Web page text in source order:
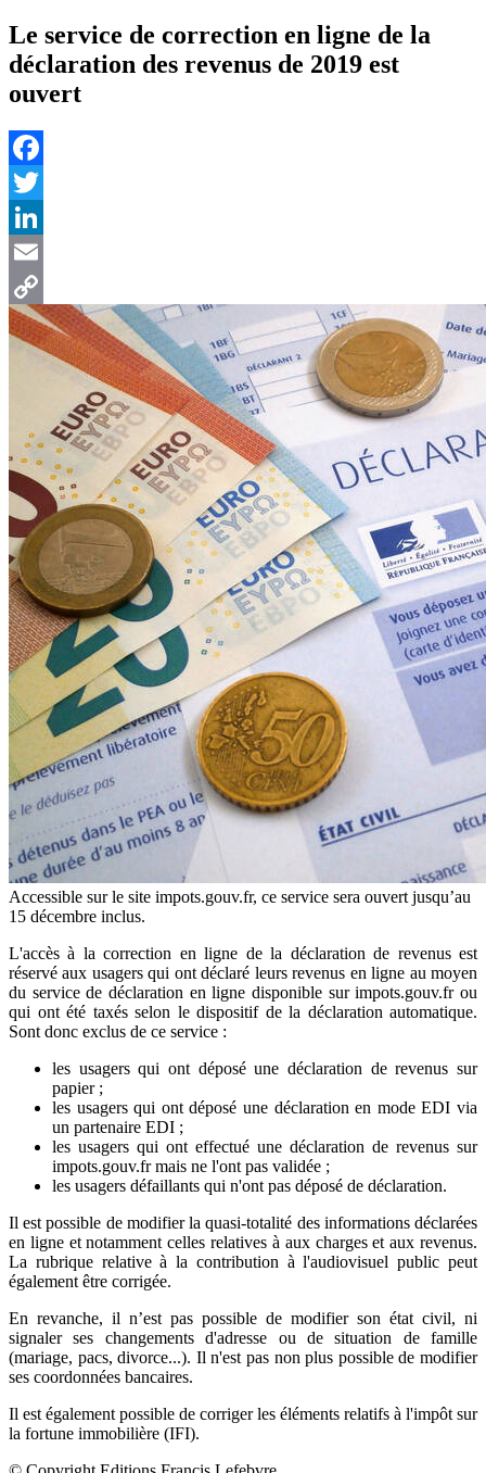
Le service de correction en ligne de la
déclaration des revenus de 2019 est
ouvert
Facebook
Twitter
LinkedIn
Email
Copy
Link
Accessible sur le site impots.gouv.fr, ce service sera ouvert jusqu’au
15 décembre inclus.
L'accès à la correction en ligne de la déclaration de revenus est
réservé aux usagers qui ont déclaré leurs revenus en ligne au moyen
du service de déclaration en ligne disponible sur impots.gouv.fr ou
qui ont été taxés selon le dispositif de la déclaration automatique.
Sont donc exclus de ce service :
les usagers qui ont déposé une déclaration de revenus sur
papier ;
les usagers qui ont déposé une déclaration en mode EDI via
un partenaire EDI ;
les usagers qui ont effectué une déclaration de revenus sur
impots.gouv.fr mais ne l'ont pas validée ;
les usagers défaillants qui n'ont pas déposé de déclaration.
Il est possible de modifier la quasi-totalité des informations déclarées
en ligne et notamment celles relatives à aux charges et aux revenus.
La rubrique relative à la contribution à l'audiovisuel public peut
également être corrigée.
En revanche, il n’est pas possible de modifier son état civil, ni
signaler ses changements d'adresse ou de situation de famille
(mariage, pacs, divorce...). Il n'est pas non plus possible de modifier
ses coordonnées bancaires.
Il est également possible de corriger les éléments relatifs à l'impôt sur
la fortune immobilière (IFI).